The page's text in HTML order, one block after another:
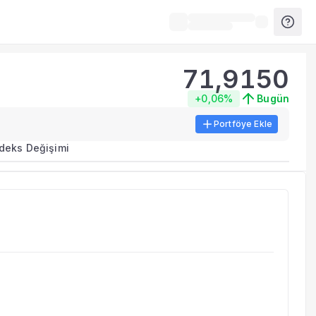
metrikleri listelenir.
benzer fonları inceleyebilirsiniz.
71,9150
+0,06% Bugün
Portföye Ekle
Değişimi